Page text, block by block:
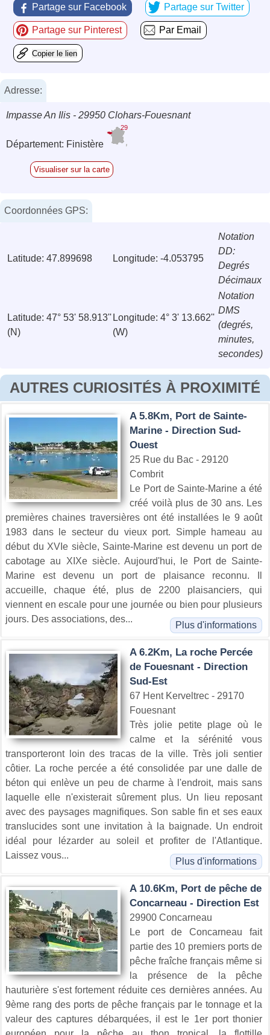
Partage sur Facebook Partage sur Twitter
Partage sur Pinterest Par Email
Copier le lien
Adresse:
Impasse An Ilis - 29950 Clohars-Fouesnant
Département: Finistère
29
Visualiser sur la carte
Coordonnées GPS:
Latitude: 47.899698 Longitude: -4.053795
Notation
DD:
Degrés
Décimaux
Latitude: 47° 53' 58.913''
(N)
Longitude: 4° 3' 13.662''
(W)
Notation
DMS
(degrés,
minutes,
secondes)
AUTRES CURIOSITÉS À PROXIMITÉ
A 5.8Km, Port de Sainte-
Marine - Direction Sud-
Ouest
25 Rue du Bac - 29120
Combrit
Le Port de Sainte-Marine a été
créé voilà plus de 30 ans. Les
premières chaines traversières ont été installées le 9 août
1983 dans le secteur du vieux port. Simple hameau au
début du XVIe siècle, Sainte-Marine est devenu un port de
cabotage au XIXe siècle. Aujourd'hui, le Port de Sainte-
Marine est devenu un port de plaisance reconnu. Il
accueille, chaque été, plus de 2200 plaisanciers, qui
viennent en escale pour une journée ou bien pour plusieurs
jours. Des associations, des...
Plus d'informations
A 6.2Km, La roche Percée
de Fouesnant - Direction
Sud-Est
67 Hent Kerveltrec - 29170
Fouesnant
Très jolie petite plage où le
calme et la sérénité vous
transporteront loin des tracas de la ville. Très joli sentier
côtier. La roche percée a été consolidée par une dalle de
béton qui enlève un peu de charme à l'endroit, mais sans
laquelle elle n'existerait sûrement plus. Un lieu reposant
avec des paysages magnifiques. Son sable fin et ses eaux
translucides sont une invitation à la baignade. Un endroit
idéal pour lézarder au soleil et profiter de l'Atlantique.
Laissez vous...
Plus d'informations
A 10.6Km, Port de pêche de
Concarneau - Direction Est
29900 Concarneau
Le port de Concarneau fait
partie des 10 premiers ports de
pêche fraîche français même si
la présence de la pêche
hauturière s'est fortement réduite ces dernières années. Au
9ème rang des ports de pêche français par le tonnage et la
valeur des captures débarquées, il est le 1er port thonier